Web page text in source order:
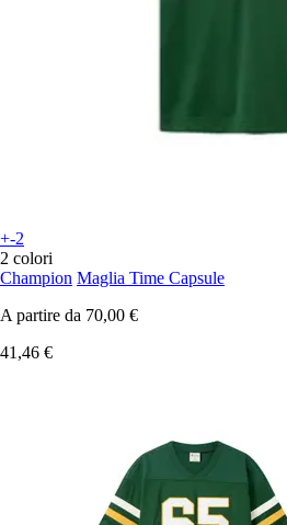
+-2
2 colori
Champion Maglia Time Capsule
A partire da 70,00 €
41,46 €